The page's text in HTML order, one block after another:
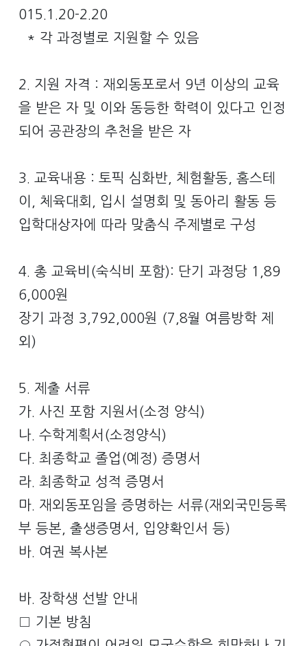
015.1.20-2.20
* 각 과정별로 지원할 수 있음
2. 지원 자격 : 재외동포로서 9년 이상의 교육
을 받은 자 및 이와 동등한 학력이 있다고 인정
되어 공관장의 추천을 받은 자
3. 교육내용 : 토픽 심화반, 체험활동, 홈스테
이, 체육대회, 입시 설명회 및 동아리 활동 등
입학대상자에 따라 맞춤식 주제별로 구성
4. 총 교육비(숙식비 포함): 단기 과정당 1,89
6,000원
장기 과정 3,792,000원 (7,8월 여름방학 제
외)
5. 제출 서류
가. 사진 포함 지원서(소정 양식)
나. 수학계획서(소정양식)
다. 최종학교 졸업(예정) 증명서
라. 최종학교 성적 증명서
마. 재외동포임을 증명하는 서류(재외국민등록
부 등본, 출생증명서, 입양확인서 등)
바. 여권 복사본
바. 장학생 선발 안내
□ 기본 방침